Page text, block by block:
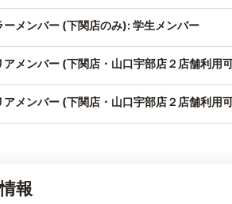
ーメンバー (下関店のみ): 学生メンバー
アメンバー (下関店・山口宇部店２店舗利用
アメンバー (下関店・山口宇部店２店舗利用
報